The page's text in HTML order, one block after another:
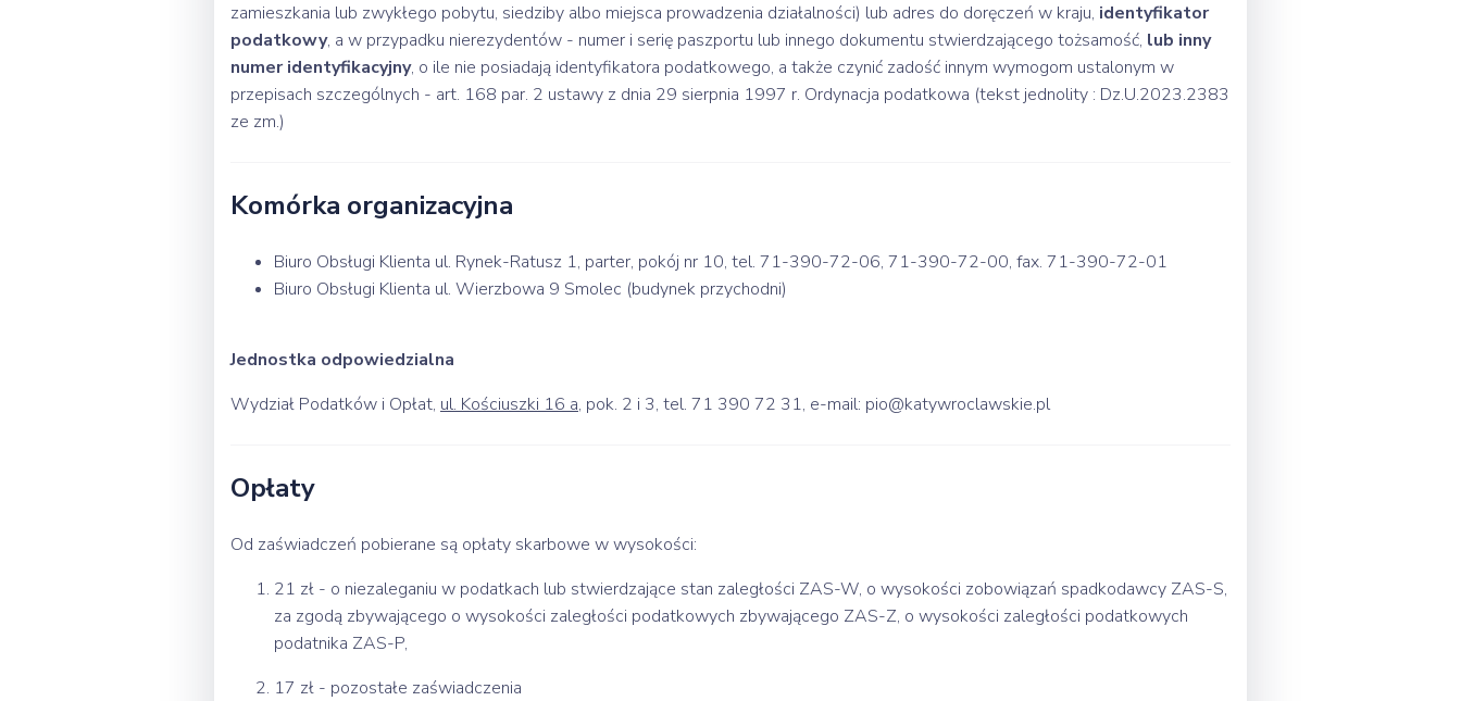
zamieszkania lub zwykłego pobytu, siedziby albo miejsca prowadzenia działalności) lub adres do doręczeń w kraju, identyfikator
podatkowy, a w przypadku nierezydentów - numer i serię paszportu lub innego dokumentu stwierdzającego tożsamość, lub inny
numer identyfikacyjny, o ile nie posiadają identyfikatora podatkowego, a także czynić zadość innym wymogom ustalonym w
przepisach szczególnych - art. 168 par. 2 ustawy z dnia 29 sierpnia 1997 r. Ordynacja podatkowa (tekst jednolity : Dz.U.2023.2383
ze zm.)
Komórka organizacyjna
Biuro Obsługi Klienta ul. Rynek-Ratusz 1, parter, pokój nr 10, tel. 71-390-72-06, 71-390-72-00, fax. 71-390-72-01
Biuro Obsługi Klienta ul. Wierzbowa 9 Smolec (budynek przychodni)
Jednostka odpowiedzialna
Wydział Podatków i Opłat, ul. Kościuszki 16 a, pok. 2 i 3, tel. 71 390 72 31, e-mail: pio@katywroclawskie.pl
Opłaty
Od zaświadczeń pobierane są opłaty skarbowe w wysokości:
21 zł - o niezaleganiu w podatkach lub stwierdzające stan zaległości ZAS-W, o wysokości zobowiązań spadkodawcy ZAS-S,
za zgodą zbywającego o wysokości zaległości podatkowych zbywającego ZAS-Z, o wysokości zaległości podatkowych
podatnika ZAS-P,
17 zł - pozostałe zaświadczenia